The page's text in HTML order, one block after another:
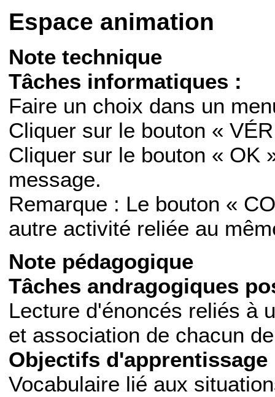
Espace animation
Note technique
Tâches informatiques :
Faire un choix dans un
Cliquer sur le bouton «
Cliquer sur le bouton « OK
message.
Remarque : Le bouton «
autre activité reliée au
Note pédagogique
Tâches andragogiques
Lecture d'énoncés reliés à
et association de chacun
Objectifs
Vocabulaire lié aux